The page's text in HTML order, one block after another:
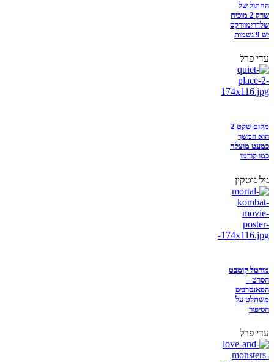
החתול של
שרק 2 מוכיח
שלדרימוורקס
יש 9 נשמות
עדי פרל
מקום שקט 2
הוא המשך
כמעט מוצלח
כמו קודמו
גיל גוטקין
מורטל קומבט
הסרט –
הפאנסרביס
משתלט על
הסיפור
עדי פרל